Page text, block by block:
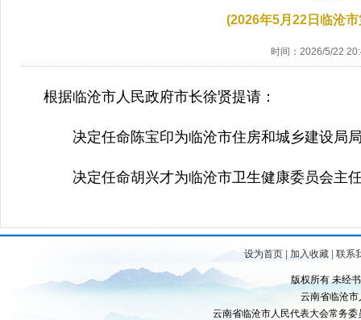
(2026年5月22日临沧
时间：2026/5/22
根据临沧市人民政府市长徐贤提请：
决定任命陈宝印为临沧市住房和城乡建设局
决定任命胡兴才为临沧市卫生健康委员会主
设为首页 加入收藏 联系
版权所有 未经
云南省临沧
云南省临沧市人民代表大会常务